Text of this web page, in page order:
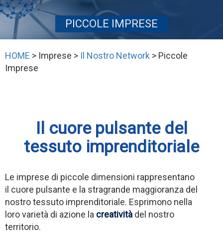
PICCOLE IMPRESE
HOME > Imprese > Il Nostro Network > Piccole
Imprese
Il cuore pulsante del
tessuto imprenditoriale
Le imprese di piccole dimensioni rappresentano
il cuore pulsante e la stragrande maggioranza del
nostro tessuto imprenditoriale. Esprimono nella
loro varietà di azione la creatività del nostro
territorio.